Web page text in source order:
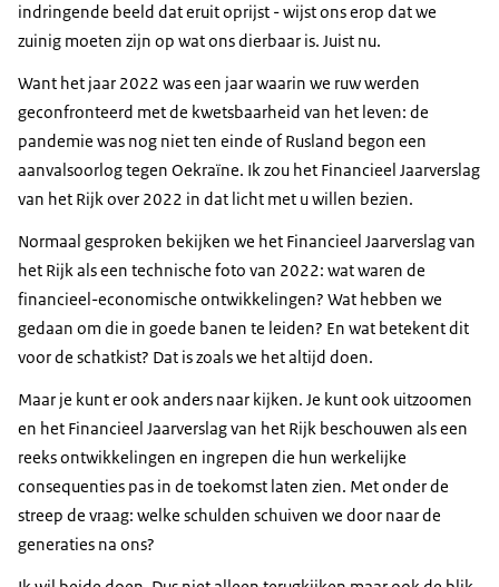
indringende beeld dat eruit oprijst - wijst ons erop dat we
zuinig moeten zijn op wat ons dierbaar is. Juist nu.
Want het jaar 2022 was een jaar waarin we ruw werden
geconfronteerd met de kwetsbaarheid van het leven: de
pandemie was nog niet ten einde of Rusland begon een
aanvalsoorlog tegen Oekraïne. Ik zou het Financieel Jaarverslag
van het Rijk over 2022 in dat licht met u willen bezien.
Normaal gesproken bekijken we het Financieel Jaarverslag van
het Rijk als een technische foto van 2022: wat waren de
financieel-economische ontwikkelingen? Wat hebben we
gedaan om die in goede banen te leiden? En wat betekent dit
voor de schatkist? Dat is zoals we het altijd doen.
Maar je kunt er ook anders naar kijken. Je kunt ook uitzoomen
en het Financieel Jaarverslag van het Rijk beschouwen als een
reeks ontwikkelingen en ingrepen die hun werkelijke
consequenties pas in de toekomst laten zien. Met onder de
streep de vraag: welke schulden schuiven we door naar de
generaties na ons?